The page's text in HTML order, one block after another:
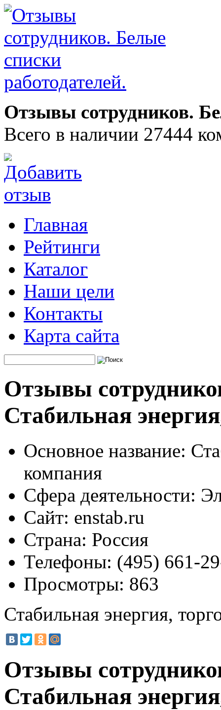
Отзывы сотрудников.
Всего в наличии 27444
Главная
Рейтинги
Каталог
Наши цели
Контакты
Карта сайта
Отзывы
Стабильная
Основное название:
компания
Сфера деятельности:
Сайт: enstab.ru
Страна: Россия
Телефоны: (495) 661-
Просмотры: 863
Стабильная энергия,
Отзывы
Стабильная